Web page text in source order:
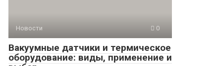
Новости 0
Вакуумные датчики и термическое
оборудование: виды, применение и